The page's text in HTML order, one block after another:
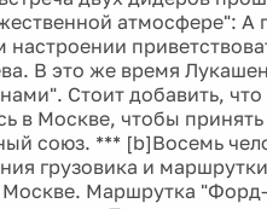
атмосфере": А
В это же время
Стоит добавить,
в Москве, чтобы
союз. *** [b]Восемь
грузовика и
Маршрутка